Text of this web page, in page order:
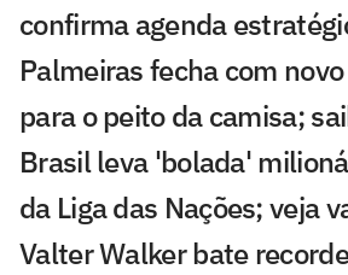
confirma agenda
Palmeiras fecha com
para o peito da camisa;
Brasil leva 'bolada'
da Liga das Nações; veja
Valter Walker bate